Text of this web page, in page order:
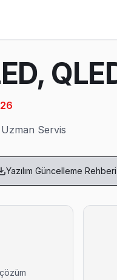
denetimi ücretsiz.
Servis
Yazılım Güncelleme Rehberi